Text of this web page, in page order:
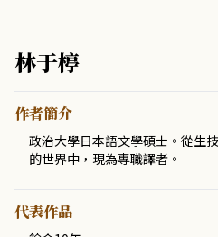
林于楟
作者簡介
政治大學日本語文學碩士。從生
的世界中，現為專職譯者。
代表作品